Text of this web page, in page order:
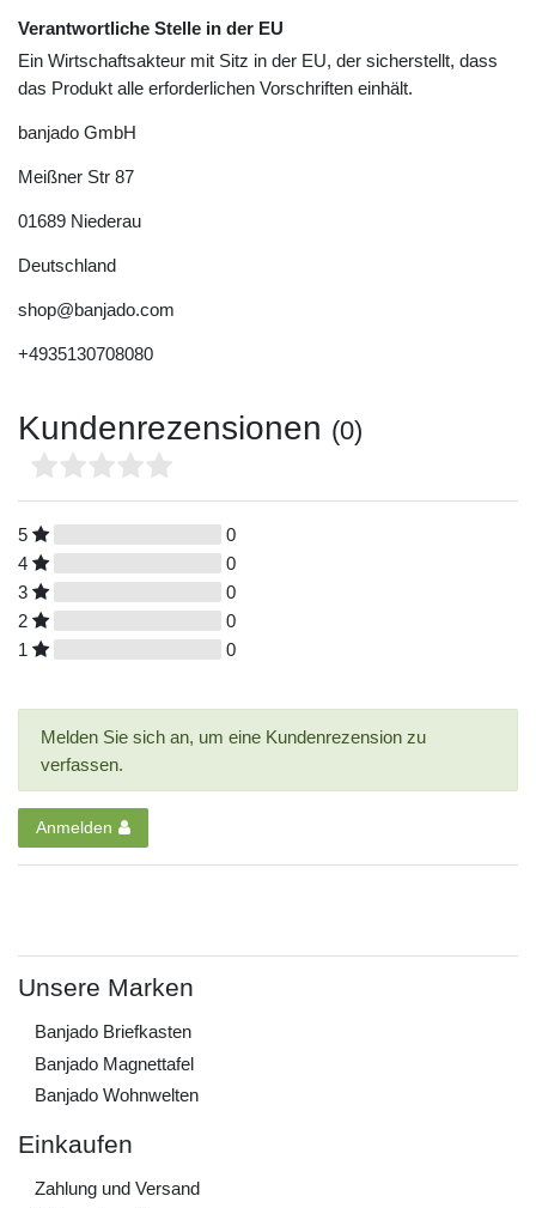
Verantwortliche Stelle in der EU
Ein Wirtschaftsakteur mit Sitz in der EU, der sicherstellt, dass
das Produkt alle erforderlichen Vorschriften einhält.
banjado GmbH
Meißner Str 87
01689 Niederau
Deutschland
shop@banjado.com
+4935130708080
Kundenrezensionen (0)
5
0
4
0
3
0
2
0
1
0
Melden Sie sich an, um eine Kundenrezension zu
verfassen.
Anmelden
Unsere Marken
Banjado Briefkasten
Banjado Magnettafel
Banjado Wohnwelten
Einkaufen
Zahlung und Versand